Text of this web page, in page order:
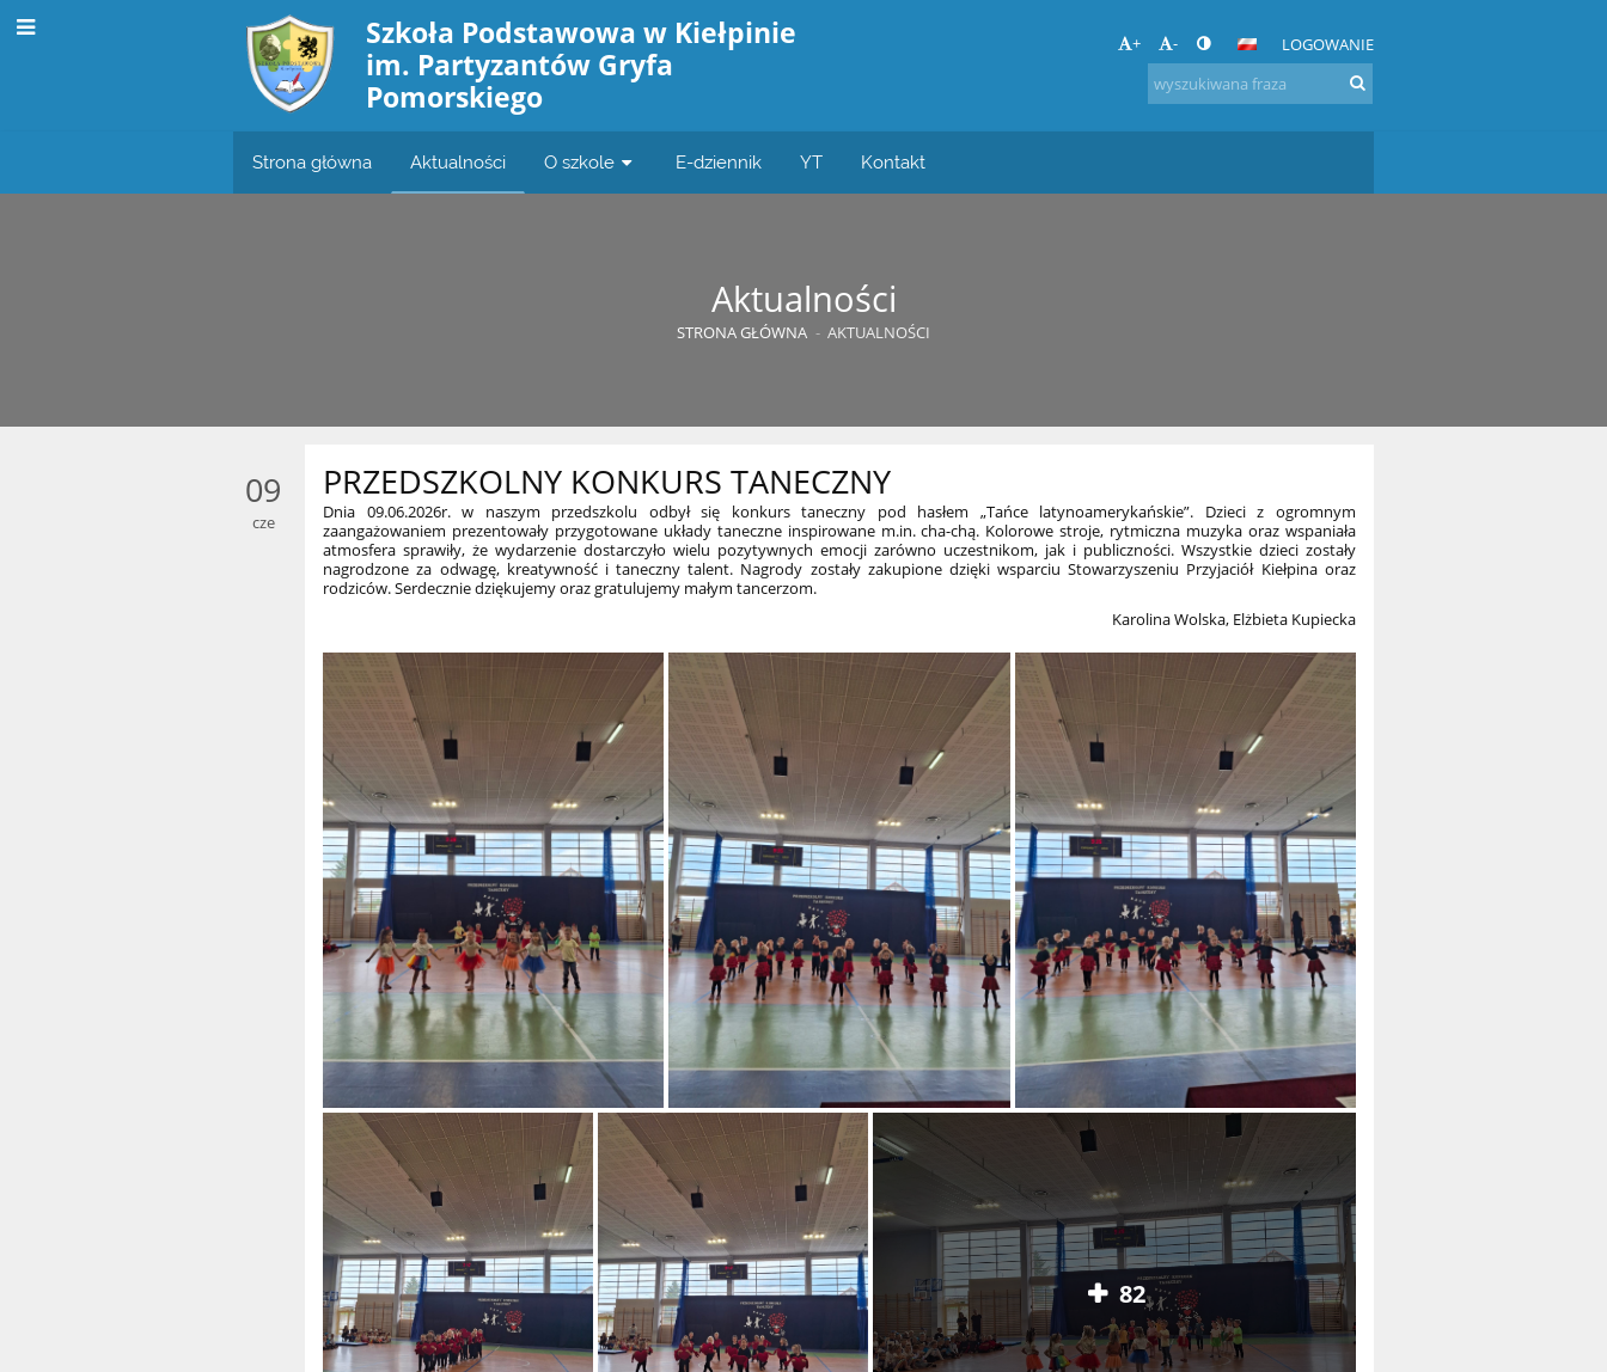
Szkoła Podstawowa w Kiełpinie
im. Partyzantów Gryfa
Pomorskiego
+ - LOGOWANIE
Strona główna Aktualności O szkole E-dziennik YT Kontakt
Aktualności
STRONA GŁÓWNA - AKTUALNOŚCI
09
cze
PRZEDSZKOLNY KONKURS TANECZNY
Dnia 09.06.2026r. w naszym przedszkolu odbył się konkurs taneczny pod hasłem „Tańce latynoamerykańskie”. Dzieci z ogromnym
zaangażowaniem prezentowały przygotowane układy taneczne inspirowane m.in. cha-chą. Kolorowe stroje, rytmiczna muzyka oraz wspaniała
atmosfera sprawiły, że wydarzenie dostarczyło wielu pozytywnych emocji zarówno uczestnikom, jak i publiczności. Wszystkie dzieci zostały
nagrodzone za odwagę, kreatywność i taneczny talent. Nagrody zostały zakupione dzięki wsparciu Stowarzyszeniu Przyjaciół Kiełpina oraz
rodziców. Serdecznie dziękujemy oraz gratulujemy małym tancerzom.
Karolina Wolska, Elżbieta Kupiecka
82